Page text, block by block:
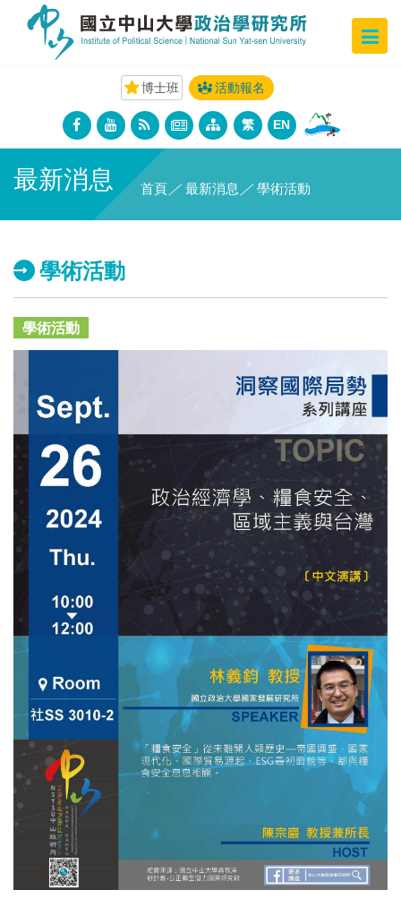
博士班 活動報名
繁 EN
最新消息 首頁 ／ 最新消息 ／ 學術活動
學術活動
學術活動